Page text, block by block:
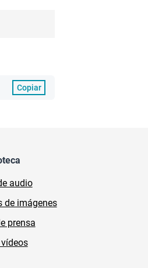
Copiar
audio
de imágenes
prensa